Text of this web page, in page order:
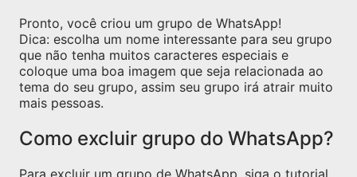
Pronto, você criou um grupo de WhatsApp!
Dica: escolha um nome interessante para seu grupo
que não tenha muitos caracteres especiais e
coloque uma boa imagem que seja relacionada ao
tema do seu grupo, assim seu grupo irá atrair muito
mais pessoas.
Como excluir grupo do WhatsApp?
Para excluir um grupo de WhatsApp, siga o tutorial